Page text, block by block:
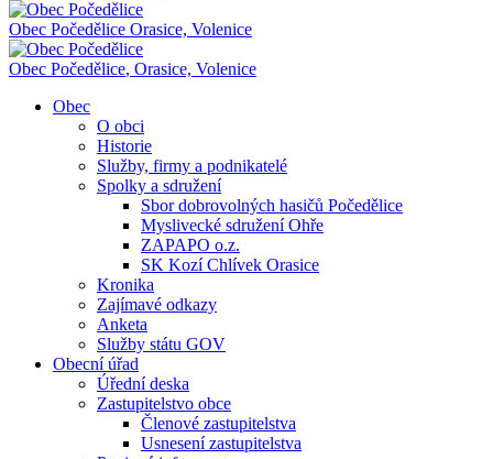
Obec Počedělice Orasice, Volenice
Obec Počedělice, Orasice, Volenice
Obec
O obci
Historie
Služby, firmy a podnikatelé
Spolky a sdružení
Sbor dobrovolných hasičů Počedělice
Myslivecké sdružení Ohře
ZAPAPO o.z.
SK Kozí Chlívek Orasice
Kronika
Zajímavé odkazy
Anketa
Služby státu GOV
Obecní úřad
Úřední deska
Zastupitelstvo obce
Členové zastupitelstva
Usnesení zastupitelstva